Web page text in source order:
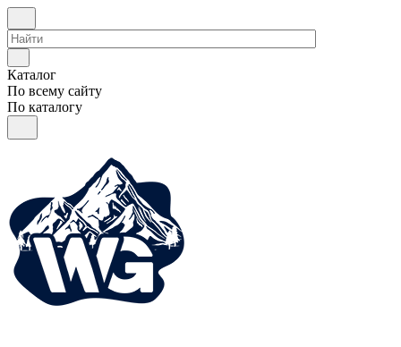
Каталог
По всему сайту
По каталогу